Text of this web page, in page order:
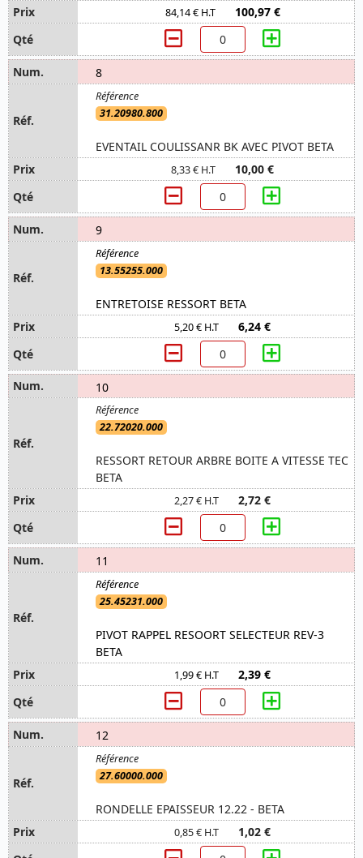
84,14 € H.T 100,97 €
8
31.20980.800
EVENTAIL COULISSANR BK AVEC PIVOT BETA
8,33 € H.T 10,00 €
9
13.55255.000
ENTRETOISE RESSORT BETA
5,20 € H.T 6,24 €
10
22.72020.000
RESSORT RETOUR ARBRE BOITE A VITESSE TEC
BETA
2,27 € H.T 2,72 €
11
25.45231.000
PIVOT RAPPEL RESOORT SELECTEUR REV-3
BETA
1,99 € H.T 2,39 €
12
27.60000.000
RONDELLE EPAISSEUR 12.22 - BETA
0,85 € H.T 1,02 €